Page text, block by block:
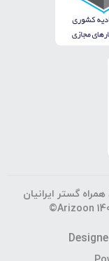
گستر ایرانیان
©Arizoon